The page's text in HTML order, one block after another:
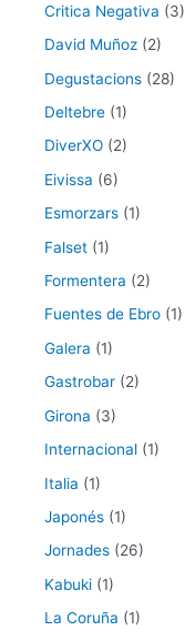
Critica Negativa (3)
David Muñoz (2)
Degustacions (28)
Deltebre (1)
DiverXO (2)
Eivissa (6)
Esmorzars (1)
Falset (1)
Formentera (2)
Fuentes de Ebro (1)
Galera (1)
Gastrobar (2)
Girona (3)
Internacional (1)
Italia (1)
Japonés (1)
Jornades (26)
Kabuki (1)
La Coruña (1)